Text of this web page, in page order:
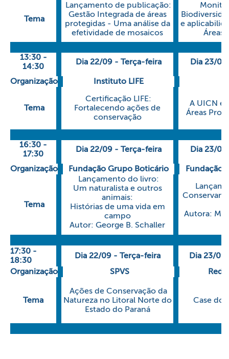
Tema
Lançamento de publicação:
Gestão Integrada de áreas
protegidas - Uma análise da
efetividade de mosaicos
e
Áreas
13:30 -
14:30
Dia 22/09 - Terça-feira Dia 23/
Organização Instituto LIFE
Tema
Certificação LIFE:
Fortalecendo ações de
conservação
A UICN e
Áreas
16:30 -
17:30
Dia 22/09 - Terça-feira Dia 23/
Organização Fundação Grupo Boticário Fundação
Tema
Lançamento do livro:
Um naturalista e outros
animais:
Histórias de uma vida em
campo
Autor: George B. Schaller
Autora:
17:30 -
18:30
Dia 22/09 - Terça-feira
Dia 23/09
Organização
SPVS
Tema
Ações de Conservação da
Natureza no Litoral Norte do
Estado do Paraná
Case do